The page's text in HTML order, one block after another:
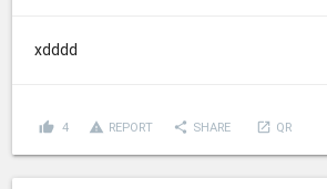
xdddd
thumb_up 4 report_problem REPORT share SHARE launch QR